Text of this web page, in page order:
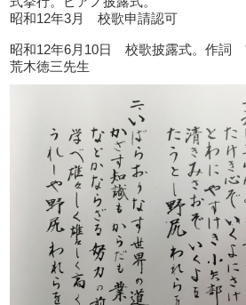
昭和12年3月 校歌申請認可
昭和12年6月10日 校歌披露式。作詞
荒木徳三先生